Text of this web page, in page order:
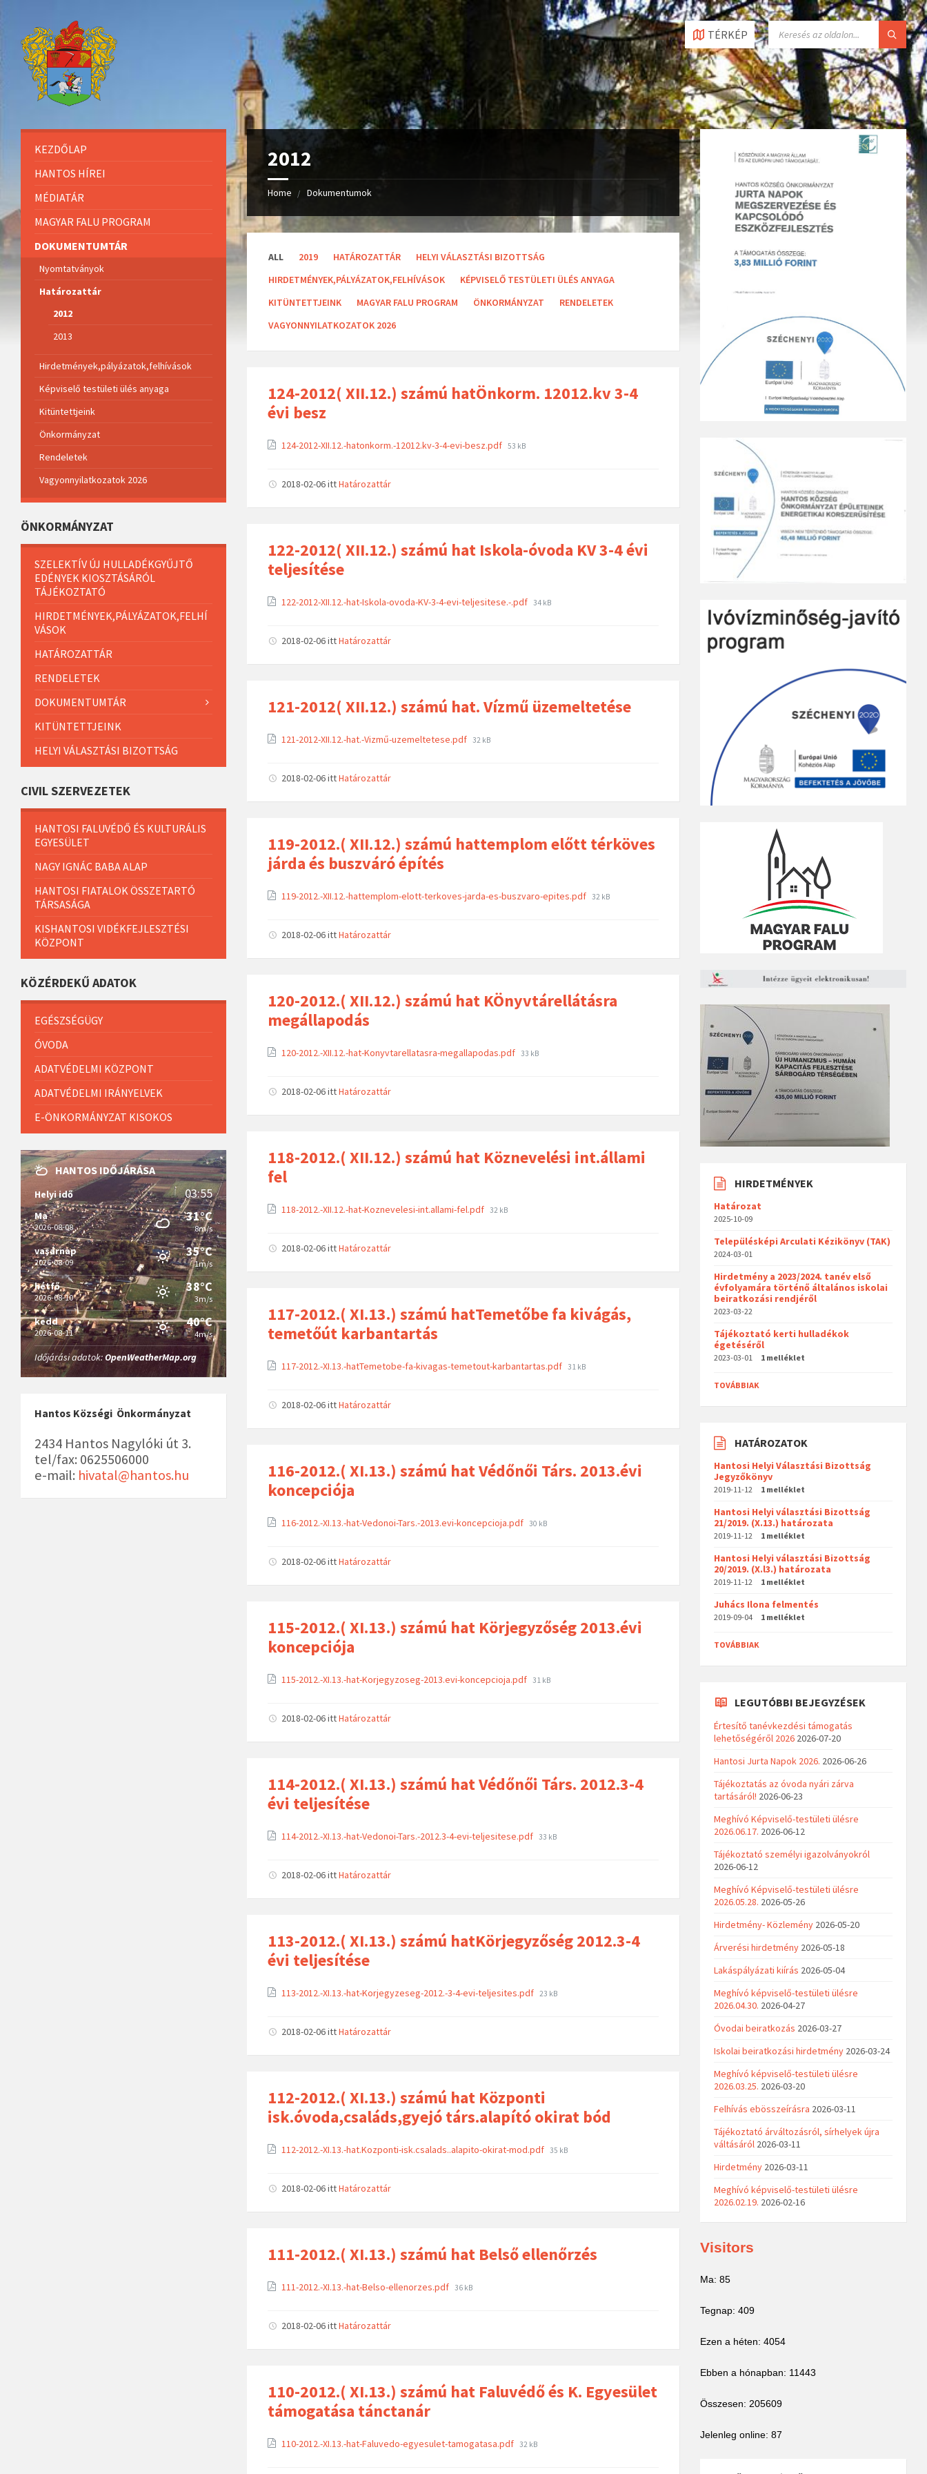
TÉRKÉP
2012
Home Dokumentumok
C
t
g
o
r
i
s
ALL 2019 HATÁROZATTÁR
HELYI VÁLASZTÁSI BIZOTTSÁG
HIRDETMÉNYEK,PÁLYÁZATOK,FELHÍVÁSOK
KÉPVISELŐ TESTÜLETI ÜLÉS ANYAGA
KITÜNTETTJEINK
MAGYAR FALU PROGRAM ÖNKORMÁNYZAT
RENDELETEK
VAGYONNYILATKOZATOK 2026
124-2012( XII.12.) számú hatÖnkorm. 12012.kv 3-4
évi besz
124-2012-XII.12.-hatonkorm.-12012.kv-3-4-evi-besz.pdf 53 kB
2018-02-06ittHatározattár
122-2012( XII.12.) számú hat Iskola-óvoda KV 3-4 évi
teljesítése
122-2012-XII.12.-hat-Iskola-ovoda-KV-3-4-evi-teljesitese.-.pdf 34 kB
2018-02-06ittHatározattár
121-2012( XII.12.) számú hat. Vízmű üzemeltetése
121-2012-XII.12.-hat.-Vizmű-uzemeltetese.pdf 32 kB
2018-02-06ittHatározattár
119-2012.( XII.12.) számú hattemplom előtt térköves
járda és buszváró építés
119-2012.-XII.12.-hattemplom-elott-terkoves-jarda-es-buszvaro-epites.pdf 32 kB
2018-02-06ittHatározattár
120-2012.( XII.12.) számú hat KÖnyvtárellátásra
megállapodás
120-2012.-XII.12.-hat-Konyvtarellatasra-megallapodas.pdf 33 kB
2018-02-06ittHatározattár
118-2012.( XII.12.) számú hat Köznevelési int.állami
fel
118-2012.-XII.12.-hat-Koznevelesi-int.allami-fel.pdf 32 kB
2018-02-06ittHatározattár
117-2012.( XI.13.) számú hatTemetőbe fa kivágás,
temetőút karbantartás
117-2012.-XI.13.-hatTemetobe-fa-kivagas-temetout-karbantartas.pdf 31 kB
2018-02-06ittHatározattár
116-2012.( XI.13.) számú hat Védőnői Társ. 2013.évi
koncepciója
116-2012.-XI.13.-hat-Vedonoi-Tars.-2013.evi-koncepcioja.pdf 30 kB
2018-02-06ittHatározattár
115-2012.( XI.13.) számú hat Körjegyzőség 2013.évi
koncepciója
115-2012.-XI.13.-hat-Korjegyzoseg-2013.evi-koncepcioja.pdf 31 kB
2018-02-06ittHatározattár
114-2012.( XI.13.) számú hat Védőnői Társ. 2012.3-4
évi teljesítése
114-2012.-XI.13.-hat-Vedonoi-Tars.-2012.3-4-evi-teljesitese.pdf 33 kB
2018-02-06ittHatározattár
113-2012.( XI.13.) számú hatKörjegyzőség 2012.3-4
évi teljesítése
113-2012.-XI.13.-hat-Korjegyzeseg-2012.-3-4-evi-teljesites.pdf 23 kB
2018-02-06ittHatározattár
112-2012.( XI.13.) számú hat Központi
isk.óvoda,családs,gyejó társ.alapító okirat bód
112-2012.-XI.13.-hat.Kozponti-isk.csalads..alapito-okirat-mod.pdf 35 kB
2018-02-06ittHatározattár
111-2012.( XI.13.) számú hat Belső ellenőrzés
111-2012.-XI.13.-hat-Belso-ellenorzes.pdf 36 kB
2018-02-06ittHatározattár
110-2012.( XI.13.) számú hat Faluvédő és K. Egyesület
támogatása tánctanár
110-2012.-XI.13.-hat-Faluvedo-egyesulet-tamogatasa.pdf 32 kB
KEZDŐLAP
HANTOS HÍREI
MÉDIATÁR
MAGYAR FALU PROGRAM
DOKUMENTUMTÁR
Nyomtatványok
Határozattár
2012
2013
Hirdetmények,pályázatok,felhívások
Képviselő testületi ülés anyaga
Kitüntettjeink
Önkormányzat
Rendeletek
Vagyonnyilatkozatok 2026
ÖNKORMÁNYZAT
SZELEKTÍV ÚJ HULLADÉKGYŰJTŐ
EDÉNYEK KIOSZTÁSÁRÓL
TÁJÉKOZTATÓ
HIRDETMÉNYEK,PÁLYÁZATOK,FELHÍ
VÁSOK
HATÁROZATTÁR
RENDELETEK
DOKUMENTUMTÁR
KITÜNTETTJEINK
HELYI VÁLASZTÁSI BIZOTTSÁG
CIVIL SZERVEZETEK
HANTOSI FALUVÉDŐ ÉS KULTURÁLIS
EGYESÜLET
NAGY IGNÁC BABA ALAP
HANTOSI FIATALOK ÖSSZETARTÓ
TÁRSASÁGA
KISHANTOSI VIDÉKFEJLESZTÉSI
KÖZPONT
KÖZÉRDEKŰ ADATOK
EGÉSZSÉGÜGY
ÓVODA
ADATVÉDELMI KÖZPONT
ADATVÉDELMI IRÁNYELVEK
E-ÖNKORMÁNYZAT KISOKOS
HANTOS IDŐJÁRÁSA
Helyi idő 03:55
Ma
2026-08-08
31°C
8m/s
vasárnap
2026-08-09
35°C
1m/s
hétfő
2026-08-10
38°C
3m/s
kedd
2026-08-11
40°C
4m/s
Időjárási adatok:OpenWeatherMap.org
Hantos Községi Önkormányzat
2434 Hantos Nagylóki út 3.
tel/fax: 0625506000
e-mail: hivatal@hantos.hu
HIRDETMÉNYEK
Határozat
2025-10-09
Településképi Arculati Kézikönyv (TAK)
2024-03-01
Hirdetmény a 2023/2024. tanév első
évfolyamára történő általános iskolai
beiratkozási rendjéről
2023-03-22
Tájékoztató kerti hulladékok
égetéséről
2023-03-01 1 melléklet
TOVÁBBIAK
HATÁROZATOK
Hantosi Helyi Választási Bizottság
Jegyzőkönyv
2019-11-12 1 melléklet
Hantosi Helyi választási Bizottság
21/2019. (X.13.) határozata
2019-11-12 1 melléklet
Hantosi Helyi választási Bizottság
20/2019. (X.l3.) határozata
2019-11-12 1 melléklet
Juhács Ilona felmentés
2019-09-04 1 melléklet
TOVÁBBIAK
LEGUTÓBBI BEJEGYZÉSEK
Értesítő tanévkezdési támogatás
lehetőségéről 2026 2026-07-20
Hantosi Jurta Napok 2026. 2026-06-26
Tájékoztatás az óvoda nyári zárva
tartásáról! 2026-06-23
Meghívó Képviselő-testületi ülésre
2026.06.17. 2026-06-12
Tájékoztató személyi igazolványokról
2026-06-12
Meghívó Képviselő-testületi ülésre
2026.05.28. 2026-05-26
Hirdetmény- Közlemény 2026-05-20
Árverési hirdetmény 2026-05-18
Lakáspályázati kiírás 2026-05-04
Meghívó képviselő-testületi ülésre
2026.04.30. 2026-04-27
Óvodai beiratkozás 2026-03-27
Iskolai beiratkozási hirdetmény 2026-03-24
Meghívó képviselő-testületi ülésre
2026.03.25. 2026-03-20
Felhívás ebösszeírásra 2026-03-11
Tájékoztató árváltozásról, sírhelyek újra
váltásáról 2026-03-11
Hirdetmény 2026-03-11
Meghívó képviselő-testületi ülésre
2026.02.19. 2026-02-16
Visitors
Ma: 85
Tegnap: 409
Ezen a héten: 4054
Ebben a hónapban: 11443
Összesen: 205609
Jelenleg online: 87